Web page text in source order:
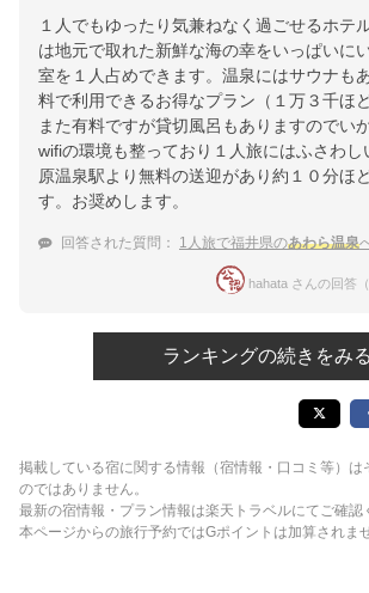
１人でもゆったり気兼ねなく過ごせるホテ
は地元で取れた新鮮な海の幸をいっぱいに
室を１人占めできます。温泉にはサウナも
料で利用できるお得なプラン（１万３千ほ
また有料ですが貸切風呂もありますのでい
wifiの環境も整っており１人旅にはふさわ
原温泉駅より無料の送迎があり約１０分ほ
す。お奨めします。
回答された質問： 1人旅で福井県のあわら温泉
hahata さんの回答
ランキングの続きをみる
掲載している宿に関する情報（宿情報・口コミ等）は
のではありません。
最新の宿情報・プラン情報は楽天トラベルにてご確認
本ページからの旅行予約ではGポイントは加算されませ